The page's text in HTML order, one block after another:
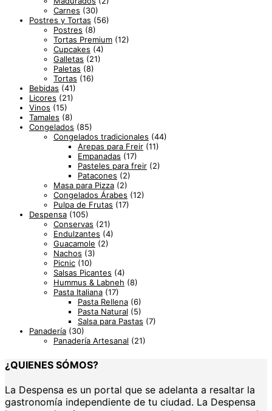
Carnes (30)
Postres y Tortas (56)
Postres (8)
Tortas Premium (12)
Cupcakes (4)
Galletas (21)
Paletas (8)
Tortas (16)
Bebidas (41)
Licores (21)
Vinos (15)
Tamales (8)
Congelados (85)
Congelados tradicionales (44)
Arepas para Freir (11)
Empanadas (17)
Pasteles para freir (2)
Patacones (2)
Masa para Pizza (2)
Congelados Árabes (12)
Pulpa de Frutas (17)
Despensa (105)
Conservas (21)
Endulzantes (4)
Guacamole (2)
Nachos (3)
Picnic (10)
Salsas Picantes (4)
Hummus & Labneh (8)
Pasta Italiana (17)
Pasta Rellena (6)
Pasta Natural (5)
Salsa para Pastas (7)
Panadería (30)
Panadería Artesanal (21)
¿QUIENES SÓMOS?
La Despensa es un portal que se adelanta a resaltar la
gastronomía independiente de tu ciudad. La Despensa